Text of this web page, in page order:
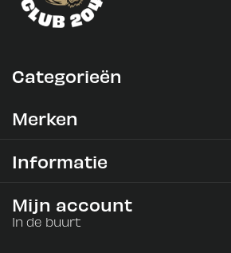
Categorieën
Merken
Informatie
Mijn account
In de buurt